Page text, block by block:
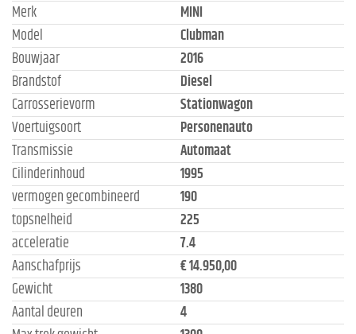
Merk
MINI
Model
Clubman
Bouwjaar
2016
Brandstof
Diesel
Carrosserievorm
Stationwagon
Voertuigsoort
Personenauto
Transmissie
Automaat
Cilinderinhoud
1995
vermogen gecombineerd
190
topsnelheid
225
acceleratie
7.4
Aanschafprijs
€ 14.950,00
Gewicht
1380
Aantal deuren
4